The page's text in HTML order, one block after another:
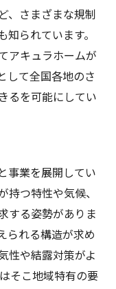
、さまざまな規制
られています。
アキュラホームが
して全国各地のさ
るを可能にしてい
事業を展開してい
つ特性や気候、
する姿勢がありま
られる構造が求め
性や結露対​​策がよ
そこ地域特有の要